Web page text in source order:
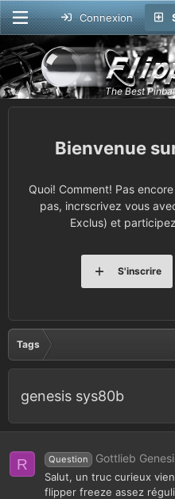
Connexion
Quoi! Comment! Pas
pas, incrscrivez vous
Exclus) et
S'inscrire
Tags
genesis sys80b
R Question Gottlieb
Salut, un truc curieux
flipper freeze assez